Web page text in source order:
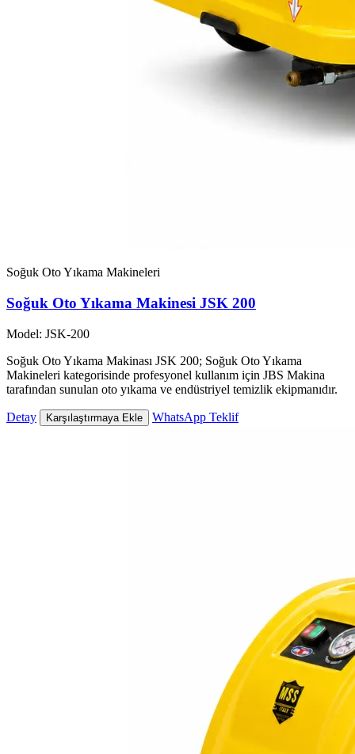
Soğuk Oto Yıkama Makineleri
Soğuk Oto Yıkama Makinesi JSK 200
Model: JSK-200
Soğuk Oto Yıkama Makinası JSK 200; Soğuk Oto Yıkama
Makineleri kategorisinde profesyonel kullanım için JBS Makina
tarafından sunulan oto yıkama ve endüstriyel temizlik ekipmanıdır.
Detay Karşılaştırmaya Ekle WhatsApp Teklif